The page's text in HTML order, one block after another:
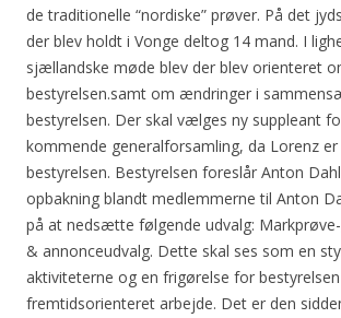
de traditionelle “nordiske” prøver. På det
der blev holdt i Vonge deltog 14 mand. I
sjællandske møde blev der blev orienteret
bestyrelsen.samt om ændringer i
bestyrelsen. Der skal vælges ny suppleant
kommende generalforsamling, da Lorenz
bestyrelsen. Bestyrelsen foreslår Anton
opbakning blandt medlemmerne til Anton
på at nedsætte følgende udvalg:
& annonceudvalg. Dette skal ses som en
aktiviteterne og en frigørelse for
fremtidsorienteret arbejde. Det er den